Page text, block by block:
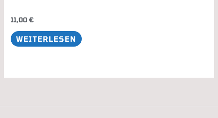
11,00 €
WEITERLESEN